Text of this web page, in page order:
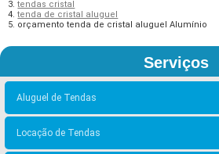
tendas cristal
tenda de cristal aluguel
orçamento tenda de cristal aluguel Alumínio
Serviços
Aluguel de Tendas
Locação de Tendas